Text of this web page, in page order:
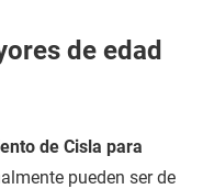
de edad
de Cisla para
pueden ser de